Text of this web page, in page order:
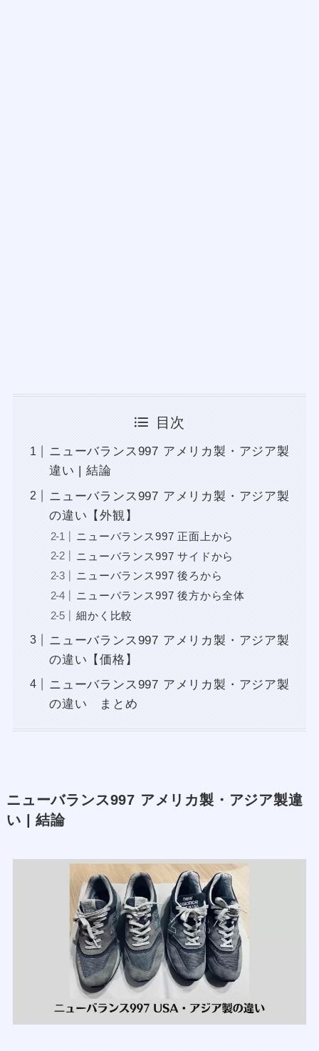
目次
ニューバランス997 アメリカ製・アジア製
違い | 結論
ニューバランス997 アメリカ製・アジア製
の違い【外観】
ニューバランス997 正面上から
ニューバランス997 サイドから
ニューバランス997 後ろから
ニューバランス997 後方から全体
細かく比較
ニューバランス997 アメリカ製・アジア製
の違い【価格】
ニューバランス997 アメリカ製・アジア製
の違い まとめ
ニューバランス997 アメリカ製・アジア製違
い | 結論